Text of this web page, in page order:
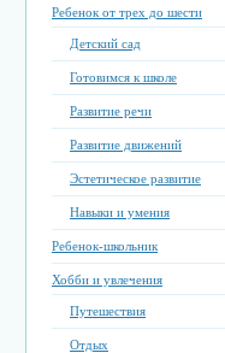
Ребенок от трех до шести
Детский сад
Готовимся к школе
Развитие речи
Развитие движений
Эстетическое развитие
Навыки и умения
Ребенок-школьник
Хобби и увлечения
Путешествия
Отдых